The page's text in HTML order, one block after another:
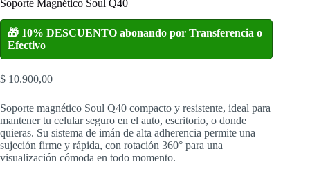
Soporte Magnético Soul Q40
🎁 10% DESCUENTO abonando por Transferencia o
Efectivo
$ 10.900,00
Soporte magnético Soul Q40 compacto y resistente, ideal para
mantener tu celular seguro en el auto, escritorio, o donde
quieras. Su sistema de imán de alta adherencia permite una
sujeción firme y rápida, con rotación 360° para una
visualización cómoda en todo momento.